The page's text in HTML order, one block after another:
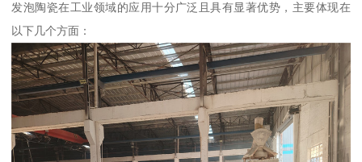
发泡陶瓷在工业领域的应用十分广泛且具有显著优势，主要体现在
以下几个方面：